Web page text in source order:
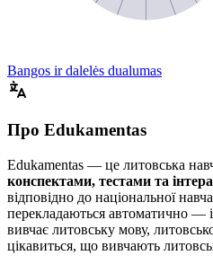
Bangos ir dalelės dualumas
Про Edukamentas
Edukamentas — це литовська
конспектами, тестами та
відповідно до національної
перекладаються автоматично —
вивчає литовську мову,
цікавиться, що вивчають